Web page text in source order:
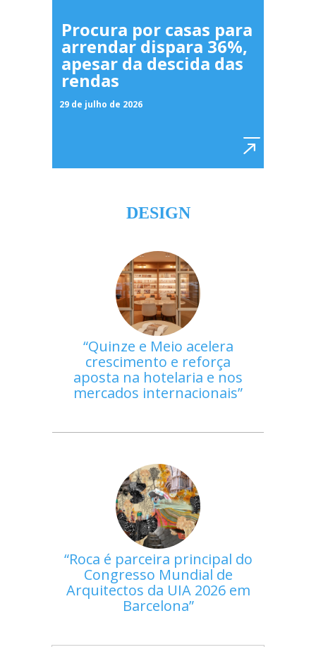
Procura por casas para
arrendar dispara 36%,
apesar da descida das
rendas
29 de julho de 2026
DESIGN
Quinze e Meio acelera
crescimento e reforça
aposta na hotelaria e nos
mercados internacionais
Roca é parceira principal do
Congresso Mundial de
Arquitectos da UIA 2026 em
Barcelona